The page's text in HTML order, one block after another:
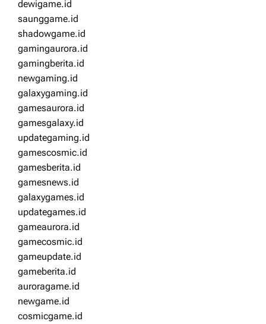
dewigame.id
saunggame.id
shadowgame.id
gamingaurora.id
gamingberita.id
newgaming.id
galaxygaming.id
gamesaurora.id
gamesgalaxy.id
updategaming.id
gamescosmic.id
gamesberita.id
gamesnews.id
galaxygames.id
updategames.id
gameaurora.id
gamecosmic.id
gameupdate.id
gameberita.id
auroragame.id
newgame.id
cosmicgame.id